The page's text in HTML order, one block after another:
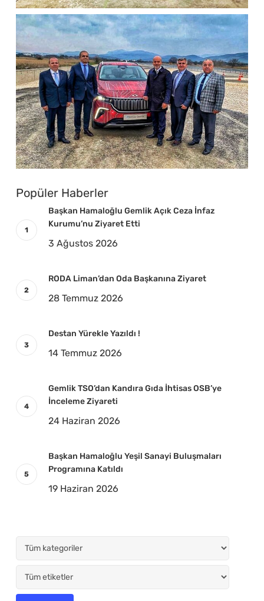
Popüler Haberler
Başkan Hamaloğlu Gemlik Açık Ceza İnfaz
Kurumu’nu Ziyaret Etti
3 Ağustos 2026
RODA Liman’dan Oda Başkanına Ziyaret
28 Temmuz 2026
Destan Yürekle Yazıldı !
14 Temmuz 2026
Gemlik TSO’dan Kandıra Gıda İhtisas OSB’ye
İnceleme Ziyareti
24 Haziran 2026
Başkan Hamaloğlu Yeşil Sanayi Buluşmaları
Programına Katıldı
19 Haziran 2026